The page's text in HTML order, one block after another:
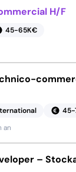
H/F
45-65K€
45-
an
–